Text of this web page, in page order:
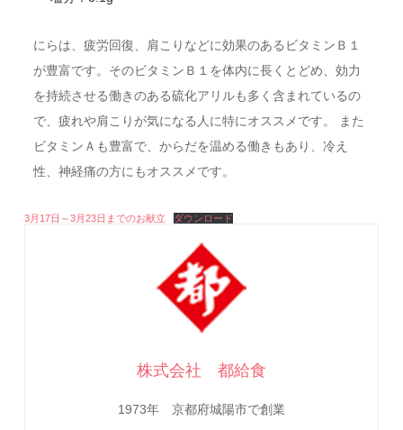
にらは、疲労回復、肩こりなどに効果のあるビタミンＢ１
が豊富です。そのビタミンＢ１を体内に長くとどめ、効力
を持続させる働きのある硫化アリルも多く含まれているの
で、疲れや肩こりが気になる人に特にオススメです。 また
ビタミンＡも豊富で、からだを温める働きもあり、冷え
性、神経痛の方にもオススメです。
3月17日～3月23日までのお献立 ダウンロード
株式会社 都給食
1973年 京都府城陽市で創業